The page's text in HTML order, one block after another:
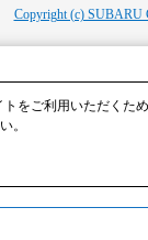
Copyright (c) SUBARU
をご利用いただく
。​